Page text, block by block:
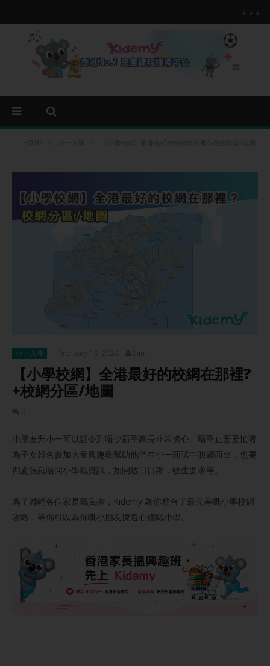
小一入學
【小學校網】全港最好的校網在那裡?
+校網分區/地圖
小朋友升小一可以話令到唔少新手家長非常擔心。唔單止要要忙著
為子女報名參加大量興趣班幫助他們在小一面試中脫穎而出，也要
四處張羅唔同小學嘅資訊，如開放日日期，收生要求等。
為了減輕各位家長嘅負擔，Kidemy 為你整合了最完善嘅小學校網
攻略，等你可以為你嘅小朋友揀選心儀嘅小學。